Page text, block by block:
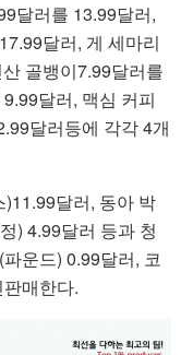
달러를 13.99달러,
달러, 게 세마리
골뱅이7.99달러를
달러, 맥심 커피
달러등에 각각 4개
달러, 동아 박
) 4.99달러 등과 청
운드) 0.99달러, 코
매한다.